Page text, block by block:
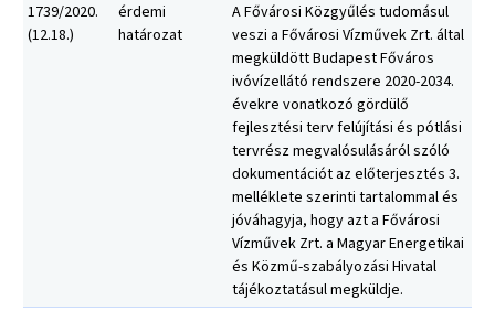
1739/2020.
(12.18.)
érdemi
határozat
A Fővárosi Közgyűlés tudomásul
veszi a Fővárosi Vízművek Zrt. által
megküldött Budapest Főváros
ivóvízellátó rendszere 2020-2034.
évekre vonatkozó gördülő
fejlesztési terv felújítási és pótlási
tervrész megvalósulásáról szóló
dokumentációt az előterjesztés 3.
melléklete szerinti tartalommal és
jóváhagyja, hogy azt a Fővárosi
Vízművek Zrt. a Magyar Energetikai
és Közmű-szabályozási Hivatal
tájékoztatásul megküldje.